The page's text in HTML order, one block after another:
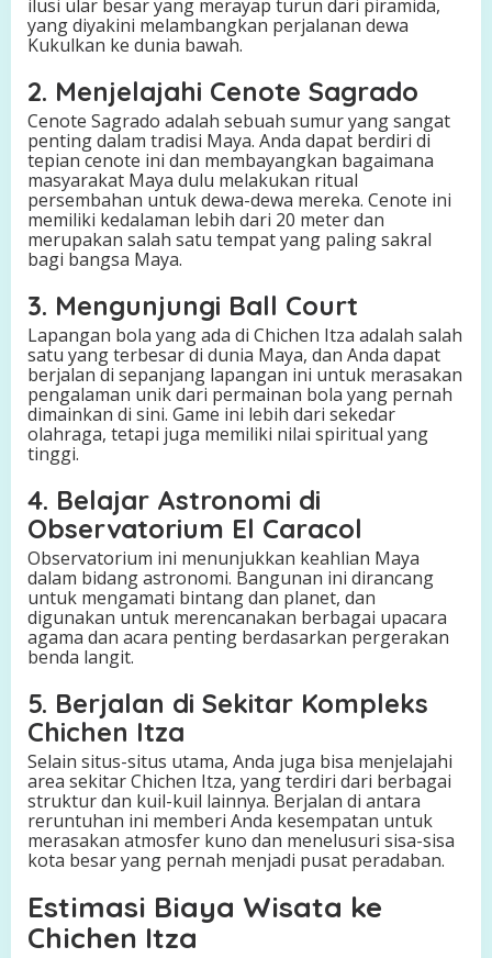
ilusi ular besar yang merayap turun dari piramida,
yang diyakini melambangkan perjalanan dewa
Kukulkan ke dunia bawah.
2. Menjelajahi Cenote Sagrado
Cenote Sagrado adalah sebuah sumur yang sangat
penting dalam tradisi Maya. Anda dapat berdiri di
tepian cenote ini dan membayangkan bagaimana
masyarakat Maya dulu melakukan ritual
persembahan untuk dewa-dewa mereka. Cenote ini
memiliki kedalaman lebih dari 20 meter dan
merupakan salah satu tempat yang paling sakral
bagi bangsa Maya.
3. Mengunjungi Ball Court
Lapangan bola yang ada di Chichen Itza adalah salah
satu yang terbesar di dunia Maya, dan Anda dapat
berjalan di sepanjang lapangan ini untuk merasakan
pengalaman unik dari permainan bola yang pernah
dimainkan di sini. Game ini lebih dari sekedar
olahraga, tetapi juga memiliki nilai spiritual yang
tinggi.
4. Belajar Astronomi di
Observatorium El Caracol
Observatorium ini menunjukkan keahlian Maya
dalam bidang astronomi. Bangunan ini dirancang
untuk mengamati bintang dan planet, dan
digunakan untuk merencanakan berbagai upacara
agama dan acara penting berdasarkan pergerakan
benda langit.
5. Berjalan di Sekitar Kompleks
Chichen Itza
Selain situs-situs utama, Anda juga bisa menjelajahi
area sekitar Chichen Itza, yang terdiri dari berbagai
struktur dan kuil-kuil lainnya. Berjalan di antara
reruntuhan ini memberi Anda kesempatan untuk
merasakan atmosfer kuno dan menelusuri sisa-sisa
kota besar yang pernah menjadi pusat peradaban.
Estimasi Biaya Wisata ke
Chichen Itza